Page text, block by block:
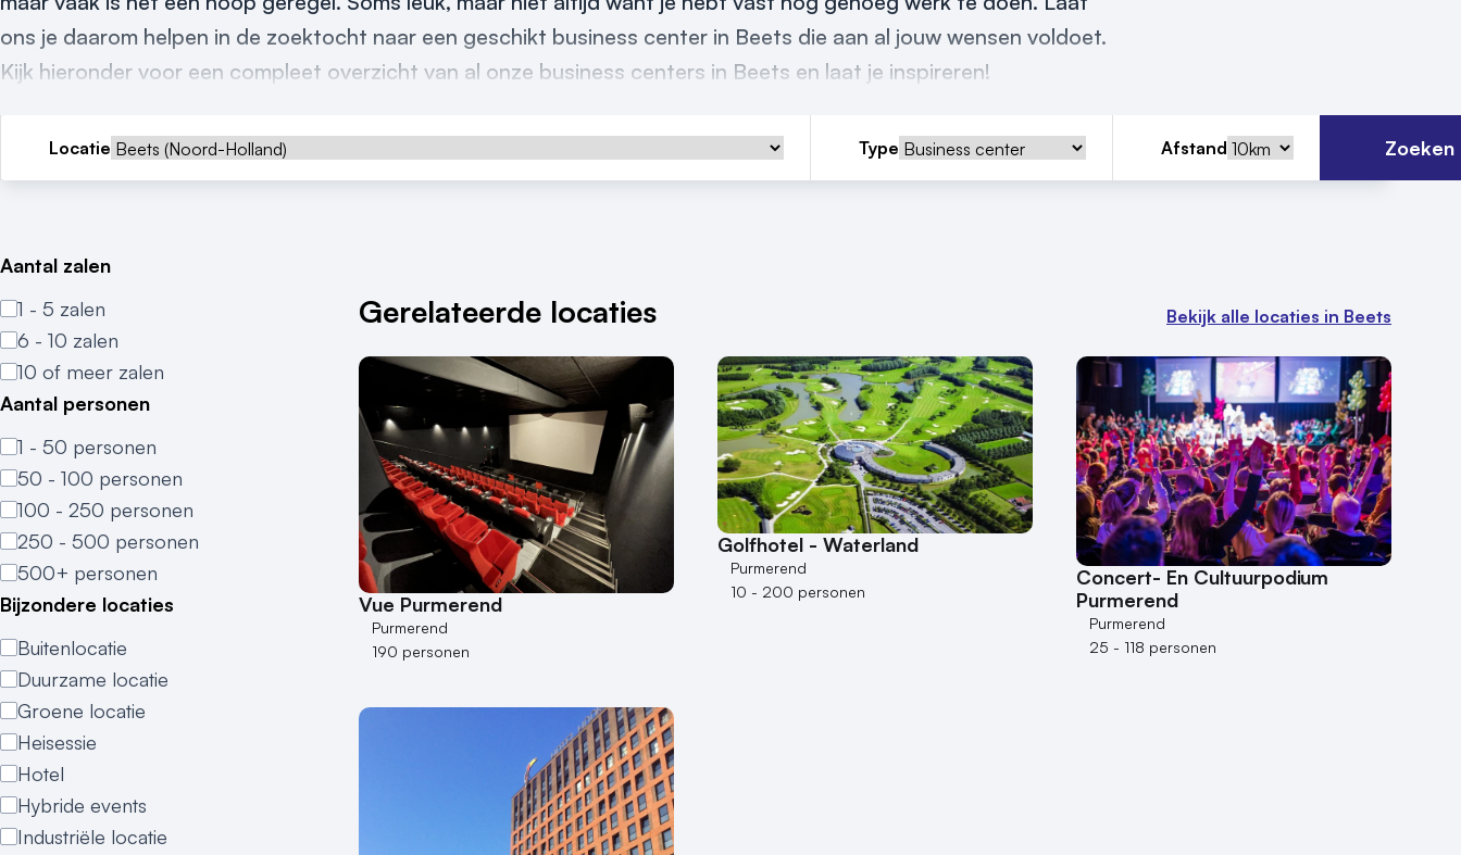
ons je daarom helpen in de zoektocht naar een geschikt business center in Beets die aan al jouw wensen voldoet.
Kijk hieronder voor een compleet overzicht van al onze business centers in Beets en laat je inspireren!
Locatie Type Afstand Zoeken
Aantal zalen
1 - 5 zalen
6 - 10 zalen
10 of meer zalen
Aantal personen
1 - 50 personen
50 - 100 personen
100 - 250 personen
250 - 500 personen
500+ personen
Bijzondere locaties
Buitenlocatie
Duurzame locatie
Groene locatie
Heisessie
Hotel
Hybride events
Industriële locatie
Gerelateerde locaties Bekijk alle locaties in Beets
Vue Purmerend
Purmerend
190 personen
Golfhotel - Waterland
Purmerend
10 - 200 personen
Concert- En Cultuurpodium
Purmerend
Purmerend
25 - 118 personen